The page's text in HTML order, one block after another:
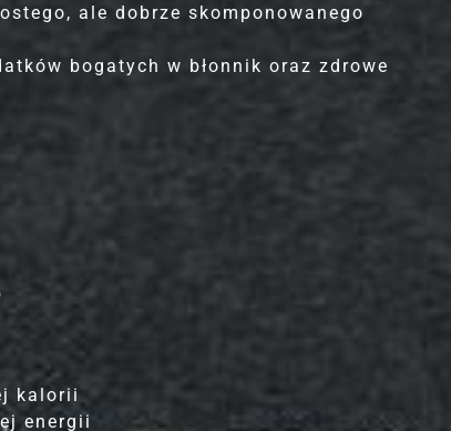
ale dobrze skomponowanego
bogatych w błonnik oraz zdrowe
kalorii
energii